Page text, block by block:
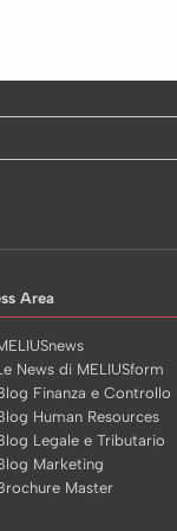
Area
News di MELIUSform
Finanza e Controllo
Human Resources
Legale e Tributario
Marketing
Master